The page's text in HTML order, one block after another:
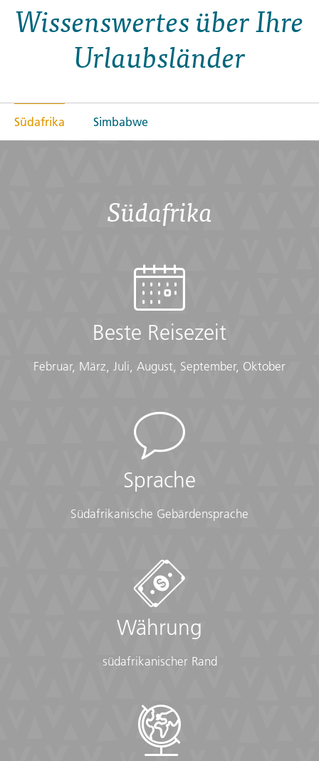
Wissenswertes über Ihre
Urlaubsländer
Südafrika Simbabwe
Südafrika
Beste Reisezeit
Februar, März, Juli, August, September, Oktober
Sprache
Südafrikanische Gebärdensprache
Währung
südafrikanischer Rand